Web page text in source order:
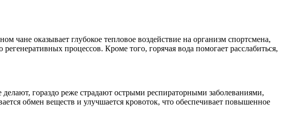
оказывает глубокое тепловое воздействие на организм спортсмена,
процессов. Кроме того, горячая вода помогает расслабиться,
гораздо реже страдают острыми респираторными заболеваниями,
обмен веществ и улучшается кровоток, что обеспечивает повышенное